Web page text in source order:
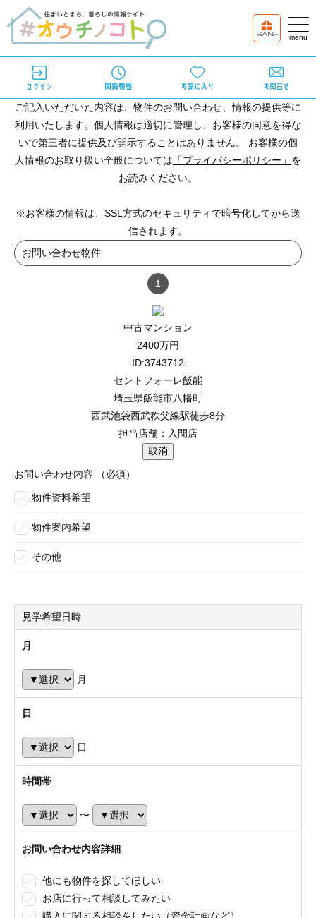
ご記入いただいた内容は、物件のお問い合わせ、情報の提供等に
利用いたします。個人情報は適切に管理し、お客様の同意を得な
いで第三者に提供及び開示することはありません。 お客様の個
人情報のお取り扱い全般については 「プライバシーポリシー」 を
お読みください。
※お客様の情報は、SSL方式のセキュリティで暗号化してから送
信されます。
お問い合わせ物件
1
中古マンション
2400万円
ID:3743712
セントフォーレ飯能
埼玉県飯能市八幡町
西武池袋西武秩父線駅徒歩8分
担当店舗：入間店
お問い合わせ内容 （必須）
物件資料希望
物件案内希望
その他
見学希望日時
月
月
日
日
時間帯
〜
お問い合わせ内容詳細
他にも物件を探してほしい
お店に行って相談してみたい